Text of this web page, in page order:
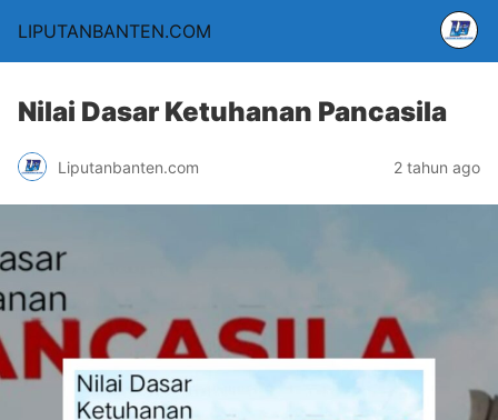
LIPUTANBANTEN.COM
Nilai Dasar Ketuhanan Pancasila
Liputanbanten.com 2 tahun ago